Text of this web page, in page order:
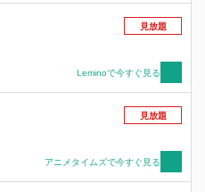
見放題
Leminoで今すぐ見る
見放題
アニメタイムズで今すぐ見る